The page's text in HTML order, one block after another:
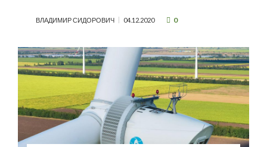
ВЛАДИМИР СИДОРОВИЧ 04.12.2020 0